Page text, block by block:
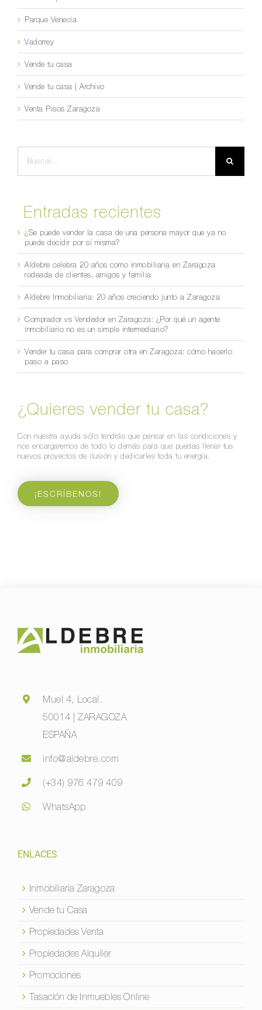
Parque Venecia
Vadorrey
Vende tu casa
Vende tu casa | Archivo
Venta Pisos Zaragoza
Entradas recientes
¿Se puede vender la casa de una persona mayor que ya no
puede decidir por sí misma?
Aldebre celebra 20 años como inmobiliaria en Zaragoza
rodeada de clientes, amigos y familia
Aldebre Inmobiliaria: 20 años creciendo junto a Zaragoza
Comprador vs Vendedor en Zaragoza: ¿Por qué un agente
inmobiliario no es un simple intermediario?
Vender tu casa para comprar otra en Zaragoza: cómo hacerlo
paso a paso
¿Quieres vender tu casa?
Con nuestra ayuda sólo tendrás que pensar en las condiciones y
nos encargaremos de todo lo demás para que puedas llenar tus
nuevos proyectos de ilusión y dedicarles toda tu energía.
¡ESCRÍBENOS!
Muel 4, Local.
50014 | ZARAGOZA
ESPAÑA
info@aldebre.com
(+34) 976 479 409
WhatsApp
ENLACES
Inmobiliaria Zaragoza
Vende tu Casa
Propiedades Venta
Propiedades Alquiler
Promociones
Tasación de Inmuebles Online